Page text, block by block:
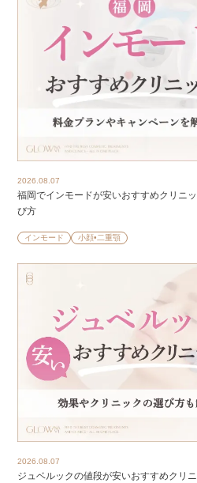
2026.08.07
福岡でインモードが安いおすすめクリニ
び方
インモード 小顔•二重顎
2026.08.07
ジュベルックの値段が安いおすすめクリ